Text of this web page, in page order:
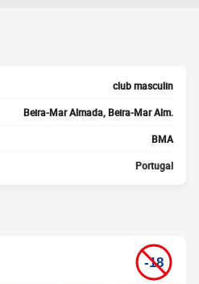
club masculin
Beira-Mar Almada, Beira-Mar Alm.
BMA
Portugal